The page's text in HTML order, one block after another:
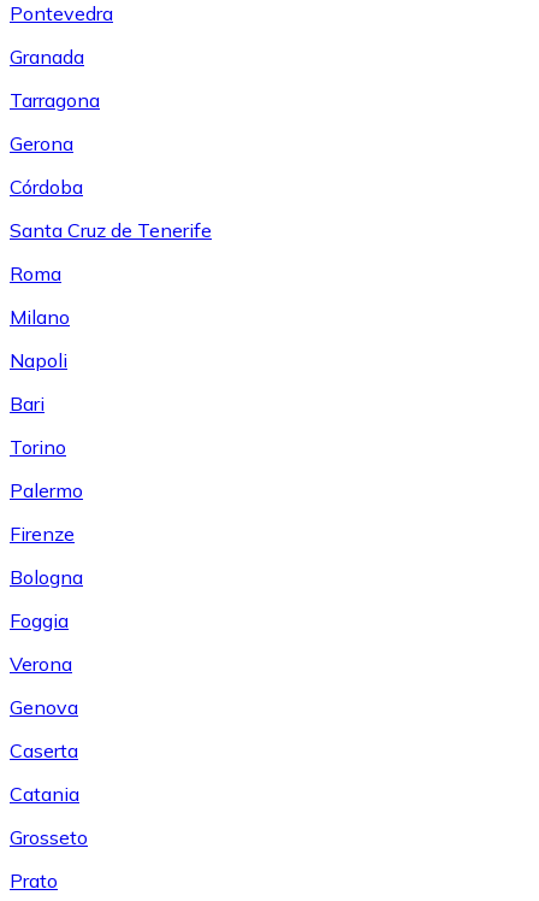
Pontevedra
Granada
Tarragona
Gerona
Córdoba
Santa Cruz de Tenerife
Roma
Milano
Napoli
Bari
Torino
Palermo
Firenze
Bologna
Foggia
Verona
Genova
Caserta
Catania
Grosseto
Prato